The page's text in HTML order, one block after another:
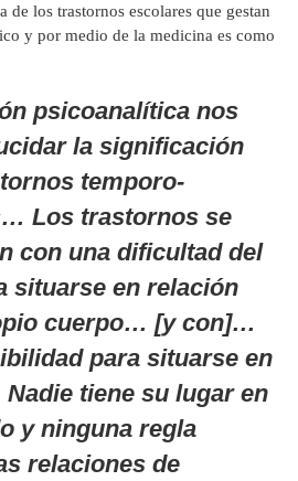
de los trastornos escolares que gestan
y por medio de la medicina es como
psicoanalítica nos
la significación
temporo-
Los trastornos se
con una dificultad del
situarse en relación
cuerpo… [y con]…
para situarse en
tiene su lugar en
y ninguna regla
relaciones de